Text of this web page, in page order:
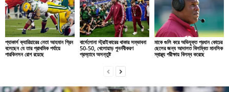
প্যাকার্স ক্যারিয়ারের নেতা আহমান গ্রিন
বলেছেন যে তার প্রাথমিক পর্যায়ে
পারকিনসন রোগ রয়েছে
বার্সেলোনা স্ট্রাইকারের থাকার সম্ভাবনা
50-50, খেলোয়াড় পুনর্নবীকরণ
প্রস্তাবে অসন্তুষ্ট
মাকে গুলি করে অভিযুক্ত প্রধান কোচের
ছেলের জন্য আদালত বিলম্বিত মানসিক
স্বাস্থ্য পরীক্ষায় বিলম্ব করেছে